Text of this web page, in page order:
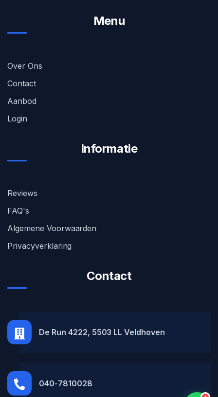
Menu
Over Ons
Contact
Aanbod
Login
Informatie
Reviews
FAQ's
Algemene Voorwaarden
Privacyverklaring
Contact
De Run 4222, 5503 LL Veldhoven
040-7810028